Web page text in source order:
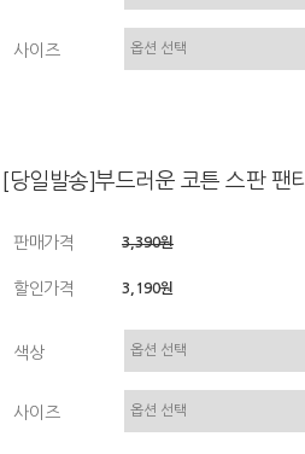
사이즈
[당일발송]부드러운 코튼 스판 팬티
판매가격 3,390원
할인가격 3,190원
색상
사이즈